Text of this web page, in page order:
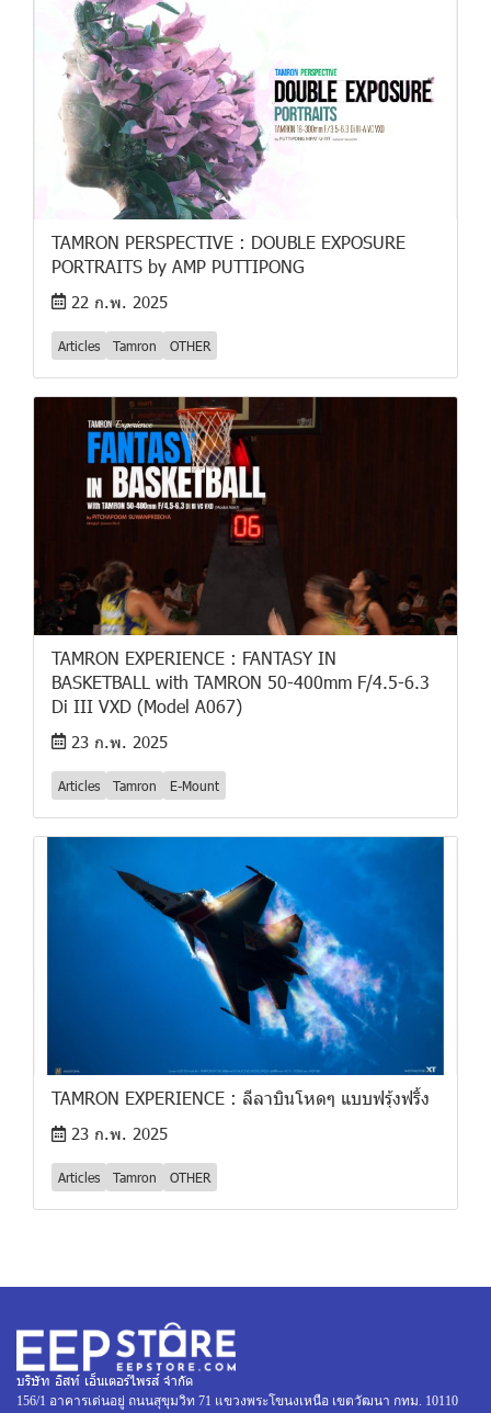
TAMRON PERSPECTIVE : DOUBLE EXPOSURE
PORTRAITS by AMP PUTTIPONG
22 ก.พ. 2025
Articles Tamron OTHER
TAMRON EXPERIENCE : FANTASY IN
BASKETBALL with TAMRON 50-400mm F/4.5-6.3
Di III VXD (Model A067)
23 ก.พ. 2025
Articles Tamron E-Mount
TAMRON EXPERIENCE : ลีลาบินโหดๆ แบบฟรุ้งฟริ้ง
23 ก.พ. 2025
Articles Tamron OTHER
บริษัท อิสท์ เอ็นเตอร์ไพรส์ จำกัด
156/1 อาคารเด่นอยู่ ถนนสุขุมวิท 71 แขวงพระโขนงเหนือ เขตวัฒนา กทม. 10110